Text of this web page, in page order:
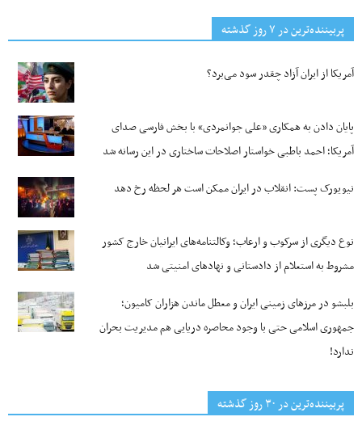
پربیننده‌ترین‌ در ۷ روز گذشته
آمریکا از ایران آزاد چقدر سود می‌برد؟
پایان دادن به همکاری «علی جوانمردی» با بخش فارسی صدای
آمریکا؛ احمد باطبی خواستار اصلاحات ساختاری در این رسانه شد
نیویورک پست: انقلاب در ایران ممکن است هر لحظه رخ دهد
نوع دیگری از سرکوب و ارعاب؛ وکالتنامه‌های ایرانیان خارج کشور
مشروط به استعلام از دادستانی و نهادهای امنیتی شد
بلبشو در مرزهای زمینی ایران و معطل ماندن هزاران کامیون؛
جمهوری اسلامی حتی با وجود محاصره دریایی هم مدیریت بحران
ندارد!
پربیننده‌ترین‌ در ۳۰ روز گذشته